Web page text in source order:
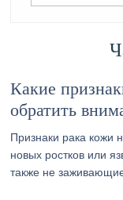
Какие
обратить
Признаки рака кожи
новых ростков или
также не